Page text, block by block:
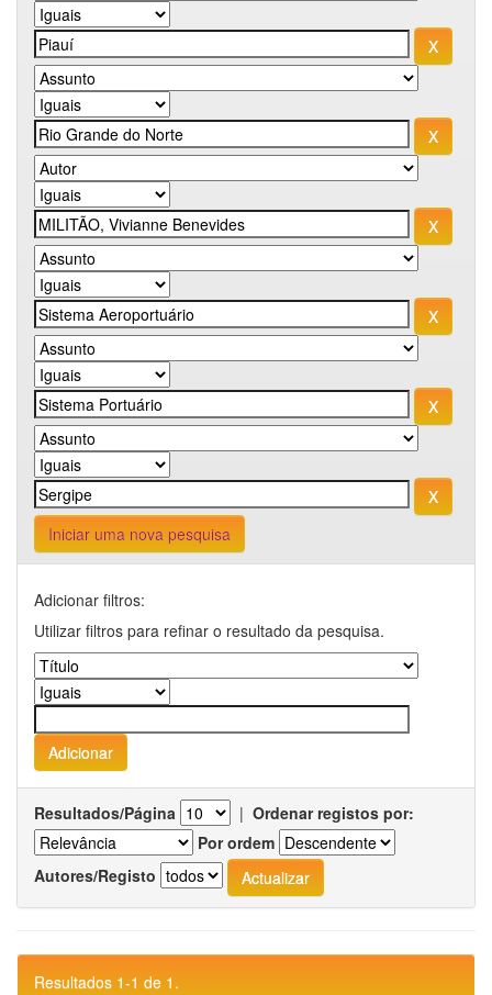
Iniciar uma nova pesquisa
Adicionar filtros:
Utilizar filtros para refinar o resultado da pesquisa.
Resultados/Página | Ordenar registos por:
Por ordem
Autores/Registo
Resultados 1-1 de 1.